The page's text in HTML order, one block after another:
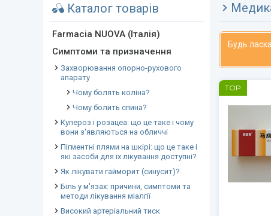
Каталог товарів
Farmacia NUOVA (Італія)
Симптоми та призначення
Захворювання опорно-рухового
апарату
Чому болять коліна?
Чому болить спина?
Купероз і розацеа: що це таке і чому
вони з'являються на обличчі
Пігментні плями на шкірі: що це таке і
які засоби для їх лікування доступні?
Як лікувати гайморит (синусит)?
Біль у м'язах: причини, симптоми та
методи лікування міалгії
Високий артеріальний тиск
Будь
TOP